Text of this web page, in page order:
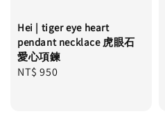
Hei | tiger eye heart
pendant necklace 虎眼石
愛心項鍊
Regular
NT$ 950